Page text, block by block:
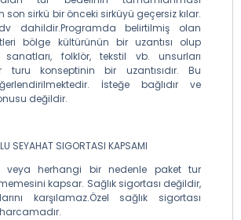
son sirkü bir önceki sirküyü geçersiz kılar.
dahildir.Programda belirtilmiş olan
bölge kültürünün bir uzantısı olup
folklör, tekstil vb. unsurları
turu konseptinin bir uzantısıdır. Bu
İsteğe bağlıdır ve
değildir.
SEYAHAT SIGORTASI KAPSAMI
veya herhangi bir nedenle paket tur
kapsar. Sağlık sigortası değildir,
karşılamaz.Özel sağlık sigortası